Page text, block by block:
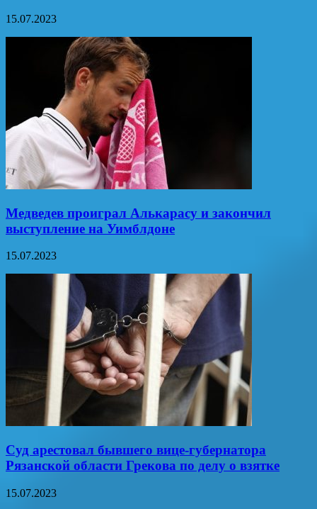
15.07.2023
Медведев проиграл Алькарасу и закончил
выступление на Уимблдоне
15.07.2023
Суд арестовал бывшего вице-губернатора
Рязанской области Грекова по делу о взятке
15.07.2023